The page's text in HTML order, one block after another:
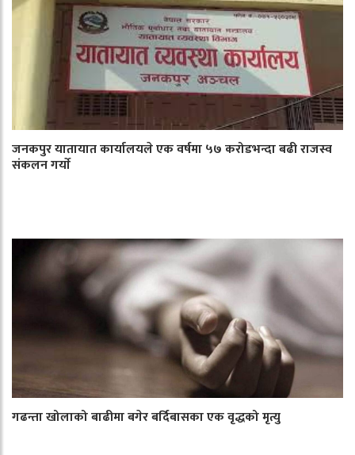
जनकपुर यातायात कार्यालयले एक वर्षमा ५७ करोडभन्दा बढी राजस्व
संकलन गर्याे
गढन्ता खोलाको बाढीमा बगेर बर्दिबासका एक वृद्धको मृत्यु